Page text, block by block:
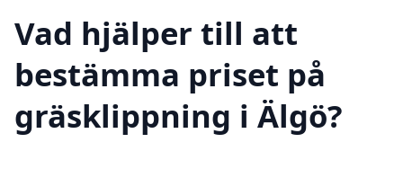
Vad hjälper till att
bestämma priset på
gräsklippning i Älgö?